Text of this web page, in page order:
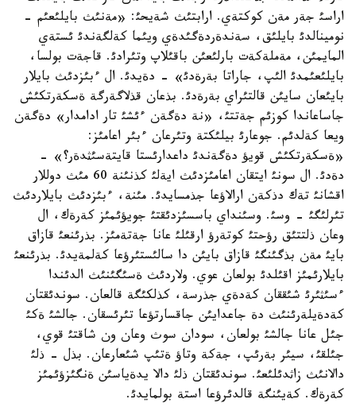
اراسئ جةر مةن كوكتةي. ارابتئث شةيحئ: «مةنئث بايلئعئم -
نومينالدئ بايلئق، سةندةردةگئدةي ويئما كةلگةندئ ئستةي
المايمئن، مةملةكةت بارلئعئن باقئلاپ وتئرادئ. قاجةت بولسا،
بايلئعئمدئ الئپ، جاراتا بةرةدئ» - دةيدئ. ال ءبئزدئث بايلار
بايئعان سايئن قالتئراي بةرةدئ. بذعان قذلاگةرگة ةسكةرتكئش
جاساعاندا كوزئم جةتتئ، «نة دةگةن ءئشئ تار ادامدار» دةگةن
ويعا كةلدئم. جوعارئ بيلئكتة وتئرعان ءبئر اعامئز:
«ةسكةرتكئش قويؤ دةگةندئ داعدارئستا قايتةسئثدةر؟» -
دةدئ. ال سونئ ايتقان اعامئزدئث ايةلئ كذنئنة 60 مئث دوللار
اقشانئ تةك دذكةن ارالاؤعا جذمسايدئ. مئنة، ءبئزدئث بايلاردئث
تئرلئگئ - وسئ. وسئنداي باسسئزدئقتئ جويؤئمئز كةرةك، ال
وعان ذلتتئق رؤحتئ كوتةرؤ ارقئلئ عانا جةتةمئز. بذرئنعئ قازاق
بايئ مةن بذگئنگئ قازاق بايئن دا سالئستئرؤعا كةلمةيدئ. بذرئنعئ
بايلارئمئز اقئلدئ بولعان عوي. ولاردئث ةسئگئنئث الدئندا
ءسئثئرئ شئققان كةدةي جذرسة، كذلكئگة قالعان. سوندئقتان
كةدةيلةرئنئث دة جاعدايئن جاقسارتؤعا تئرئسقان. جالشئ ةكئ
جئل عانا جالشئ بولعان، سودان سوث وعان ون شاقتئ قوي،
جئلقئ، سيئر بةرئپ، جةكة وتاؤ ةتئپ شئعارعان. بذل - ذلئ
دالانئث زاثدئلئعئ. سوندئقتان ذلئ دالا يدةياسئن ةنگئزؤئمئز
كةرةك. كةيئنگة قالدئرؤعا استة بولمايدئ.